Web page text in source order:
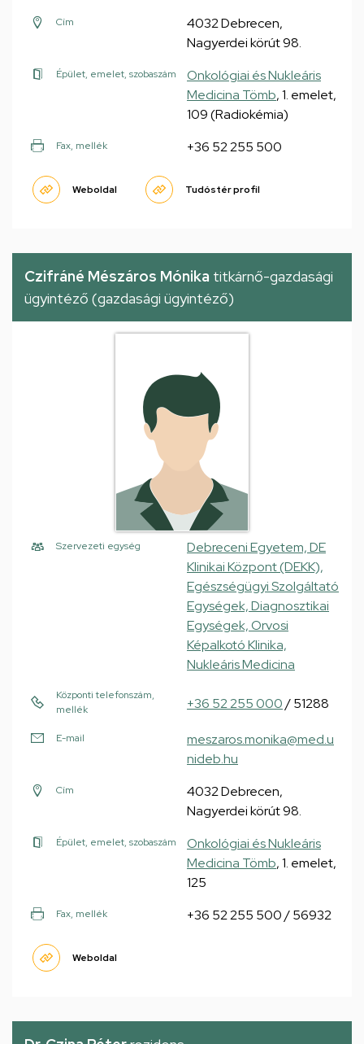
Cím
4032 Debrecen,
Nagyerdei körút 98.
Épület, emelet, szobaszám
Onkológiai és Nukleáris
Medicina Tömb, 1. emelet,
109 (Radiokémia)
Fax, mellék +36 52 255 500
Weboldal Tudóstér profil
Czifráné Mészáros Mónika titkárnő-gazdasági
ügyintéző (gazdasági ügyintéző)
Szervezeti egység
Debreceni Egyetem, DE
Klinikai Központ (DEKK),
Egészségügyi Szolgáltató
Egységek, Diagnosztikai
Egységek, Orvosi
Képalkotó Klinika,
Nukleáris Medicina
Központi telefonszám,
mellék
+36 52 255 000/ 51288
E-mail
meszaros.monika@med.u
nideb.hu
Cím
4032 Debrecen,
Nagyerdei körút 98.
Épület, emelet, szobaszám
Onkológiai és Nukleáris
Medicina Tömb, 1. emelet,
125
Fax, mellék +36 52 255 500 / 56932
Weboldal